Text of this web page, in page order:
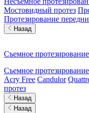
Мостовидный протез
Протезирование
Назад
Съемное протезирование
Съемное протезирование
Acry Free Candulor
протез
Назад
Назад